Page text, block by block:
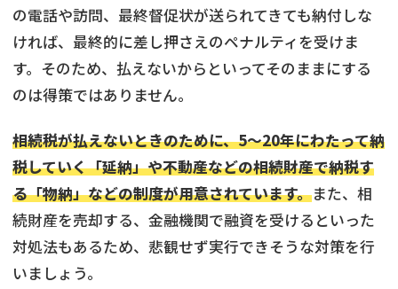
の電話や訪問、最終督促状が送られてきても納付しな
ければ、最終的に差し押さえのペナルティを受けま
す。そのため、払えないからといってそのままにする
のは得策ではありません。
相続税が払えないときのために、5〜20年にわたって納
税していく「延納」や不動産などの相続財産で納税す
る「物納」などの制度が用意されています。また、相
続財産を売却する、金融機関で融資を受けるといった
対処法もあるため、悲観せず実行できそうな対策を行
いましょう。